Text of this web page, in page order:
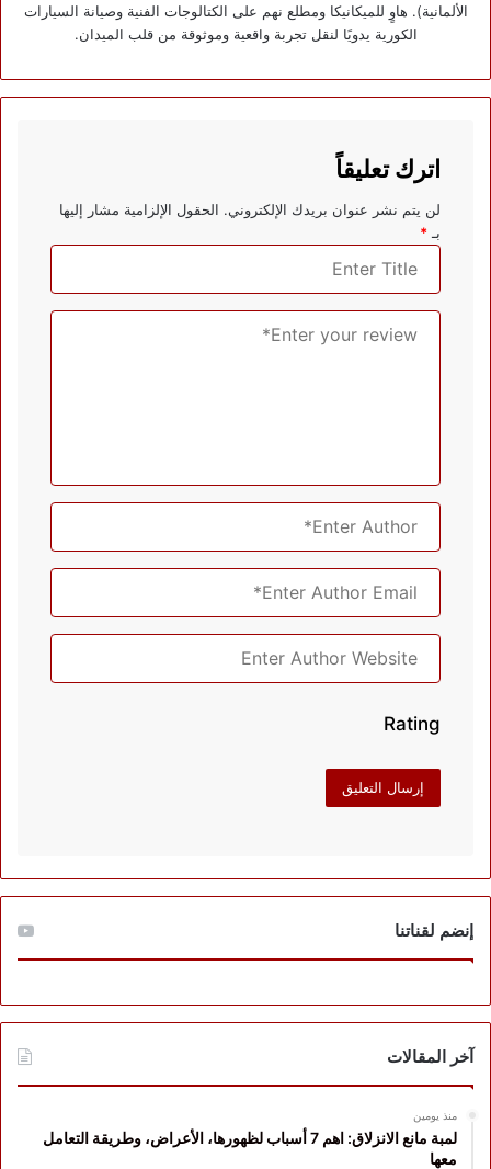
الألمانية). هاوٍ للميكانيكا ومطلع نهم على الكتالوجات الفنية وصيانة السيارات
الكورية يدويًا لنقل تجربة واقعية وموثوقة من قلب الميدان.
اترك تعليقاً
لن يتم نشر عنوان بريدك الإلكتروني. الحقول الإلزامية مشار إليها
بـ *
Rating
إنضم لقناتنا
آخر المقالات
منذ يومين
لمبة مانع الانزلاق: اهم 7 أسباب لظهورها، الأعراض، وطريقة التعامل
معها